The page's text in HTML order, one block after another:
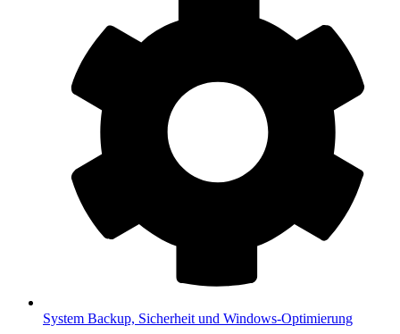
System Backup, Sicherheit und Windows-Optimierung